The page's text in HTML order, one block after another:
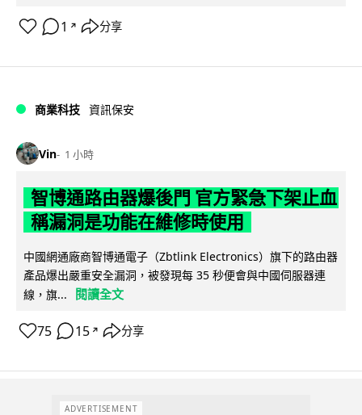
1 ↗ 分享
商業科技 資訊保安
Vin 1 小時
智博通路由器爆後門 官方緊急下架止血
稱漏洞是功能在維修時使用
中國網通廠商智博通電子（Zbtlink Electronics）旗下的路由器
產品爆出嚴重安全漏洞，被發現每 35 秒便會與中國伺服器連
線，旗...
閱讀全文
75 15 ↗ 分享
ADVERTISEMENT